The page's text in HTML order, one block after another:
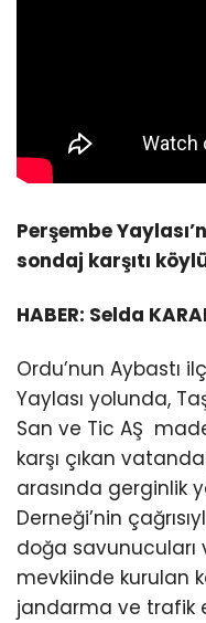
Perşembe
sondaj karşıtı
HABER: Selda
Ordu’nun Aybastı
Yaylası yolunda,
San ve Tic AŞ
karşı çıkan
arasında gerginlik
Derneği’nin
doğa savunucuları
mevkiinde kurulan
jandarma ve trafik